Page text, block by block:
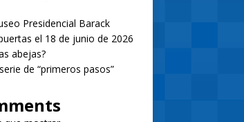
Presidencial Barack
el 18 de junio de 2026
abejas?
de “primeros pasos”